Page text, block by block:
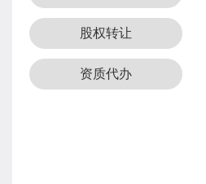
股权转让
资质代办